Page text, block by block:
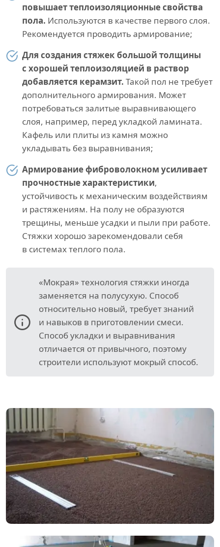
повышает теплоизоляционные свойства
пола. Используются в качестве первого слоя.
Рекомендуется проводить армирование;
Для создания стяжек большой толщины
с хорошей теплоизоляцией в раствор
добавляется керамзит. Такой пол не требует
дополнительного армирования. Может
потребоваться залитые выравнивающего
слоя, например, перед укладкой ламината.
Кафель или плиты из камня можно
укладывать без выравнивания;
Армирование фиброволокном усиливает
прочностные характеристики,
устойчивость к механическим воздействиям
и растяжениям. На полу не образуются
трещины, меньше усадки и пыли при работе.
Стяжки хорошо зарекомендовали себя
в системах теплого пола.
«Мокрая» технология стяжки иногда
заменяется на полусухую. Способ
относительно новый, требует знаний
и навыков в приготовлении смеси.
Способ укладки и выравнивания
отличается от привычного, поэтому
строители используют мокрый способ.